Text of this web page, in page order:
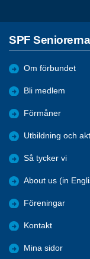
SPF Seniorerna
Om förbundet
Bli medlem
Förmåner
Utbildning och
Så tycker vi
About us (in
Föreningar
Kontakt
Mina sidor